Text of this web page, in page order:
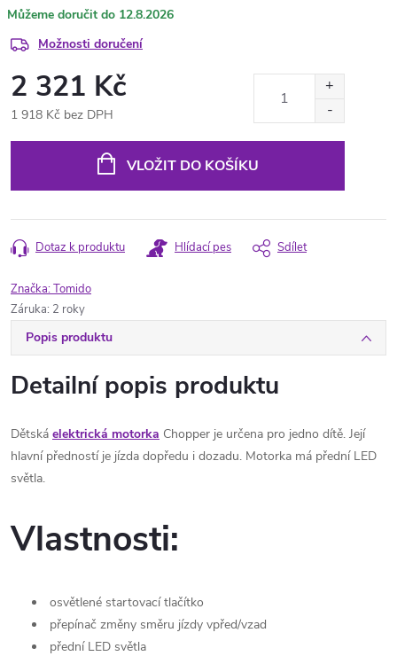
12.8.2026
Možnosti doručení
2 321 Kč
1 918 Kč bez DPH
VLOŽIT DO KOŠÍKU
Dotaz k produktu Hlídací pes Sdílet
Značka:Tomido
Záruka: 2 roky
Popis produktu
Detailní popis produktu
Dětská elektrická motorka Chopper je určena pro jedno dítě. Její
hlavní předností je jízda dopředu i dozadu. Motorka má přední LED
světla.
Vlastnosti:
osvětlené startovací tlačítko
přepínač změny směru jízdy vpřed/vzad
přední LED světla